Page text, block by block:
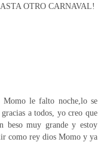
OTRO CARNAVAL!
Momo le falto noche,lo se
a todos, yo creo que
beso muy grande y estoy
como rey dios Momo y ya